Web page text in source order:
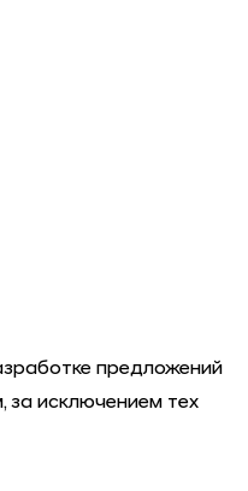
предложений
исключением тех